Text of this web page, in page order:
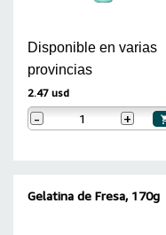
Disponible en varias
provincias
2.47 usd
- +
Gelatina de Fresa, 170g